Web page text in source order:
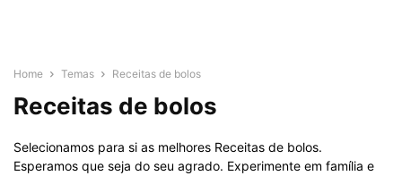
Home Temas Receitas de bolos
Receitas de bolos
Selecionamos para si as melhores Receitas de bolos.
Esperamos que seja do seu agrado. Experimente em família e